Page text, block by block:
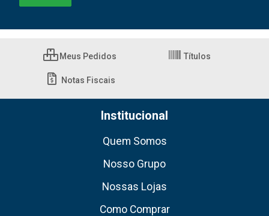
Meus Pedidos Títulos
Notas Fiscais
Institucional
Quem Somos
Nosso Grupo
Nossas Lojas
Como Comprar